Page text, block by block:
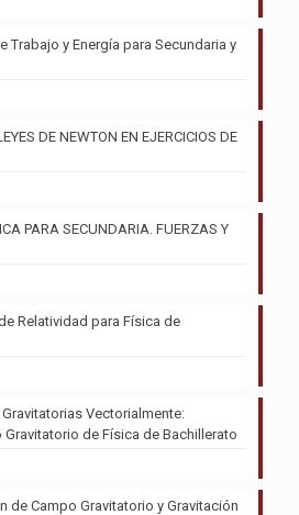
Trabajo y Energía para Secundaria y
DE NEWTON EN EJERCICIOS DE
PARA SECUNDARIA. FUERZAS Y
Relatividad para Física de
Vectorialmente:
Gravitatorio de Física de Bachillerato
de Campo Gravitatorio y Gravitación